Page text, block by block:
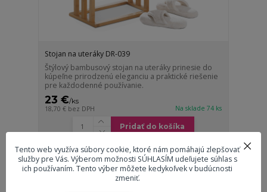
Stojan na uteráky DR-039
Štýlový bambusový stojan na uteráky prinesie do
kúpeľne prirodzenú eleganciu a praktické riešenie
pre každodenné používanie.
23 €/ks
18,70 € bez DPH Na sklade 74 ks
Pridať do košíka
Tento web využíva súbory cookie, ktoré nám pomáhajú zlepšovať
služby pre Vás. Výberom možnosti SÚHLASÍM udeľujete súhlas s
ich používaním. Tento výber môžete kedykoľvek v budúcnosti
zmeniť.